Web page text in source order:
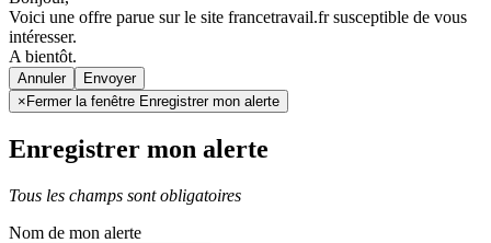
Voici une offre parue sur le site francetravail.fr susceptible de vous
intéresser.
A bientôt.
Annuler
× Fermer la fenêtre Enregistrer mon alerte
Enregistrer mon alerte
Tous les champs sont obligatoires
Nom de mon alerte